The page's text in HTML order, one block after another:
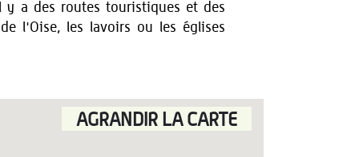
a des routes touristiques et des
l'Oise, les lavoirs ou les églises
AGRANDIR LA CARTE